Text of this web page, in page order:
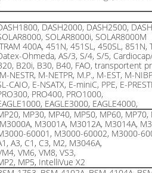
DASH2000, DASH2500,
SOLAR8000i, SOLAR8000M
400A, 451N, 451SL, 450SL, 851N,
Ohmeda, AS/3, S/4, S/5,
B20i, B30, B40, FAO, transportent
NESTR, M-NETPR, M.P., M-EST, M-
CAIO, E-NSATX, E-miniC, PPE, E-
PRO400, PRO1000,
EAGLE3000, EAGLE4000,
MP30, MP40, MP50, MP60, MP70,
M3001A, M3012A, M3014A,
60001, M3000-60002, M3000-
A3, C1, C3, M2, M3046A,
VM6, VM8, VS3,
MP5, IntelliVue X2